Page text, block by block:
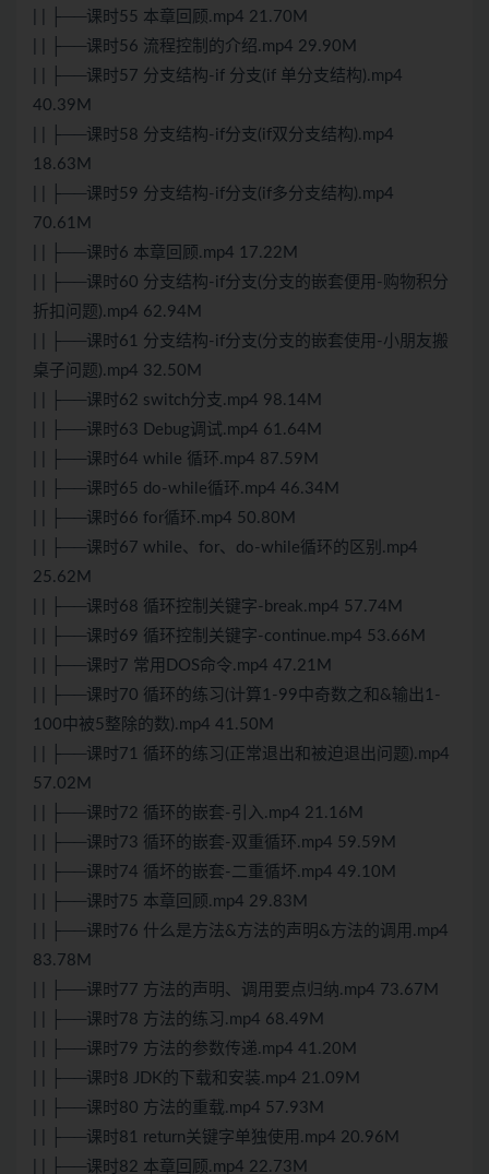
| | ├──课时55 本章回顾.mp4 21.70M
| | ├──课时56 流程控制的介绍.mp4 29.90M
| | ├──课时57 分支结构-if 分支(if 单分支结构).mp4
40.39M
| | ├──课时58 分支结构-if分支(if双分支结构).mp4
18.63M
| | ├──课时59 分支结构-if分支(if多分支结构).mp4
70.61M
| | ├──课时6 本章回顾.mp4 17.22M
| | ├──课时60 分支结构-if分支(分支的嵌套便用-购物积分
折扣问题).mp4 62.94M
| | ├──课时61 分支结构-if分支(分支的嵌套使用-小朋友搬
桌子问题).mp4 32.50M
| | ├──课时62 switch分支.mp4 98.14M
| | ├──课时63 Debug调试.mp4 61.64M
| | ├──课时64 while 循环.mp4 87.59M
| | ├──课时65 do-while循环.mp4 46.34M
| | ├──课时66 for循环.mp4 50.80M
| | ├──课时67 while、for、do-while循环的区别.mp4
25.62M
| | ├──课时68 循环控制关键字-break.mp4 57.74M
| | ├──课时69 循环控制关键字-continue.mp4 53.66M
| | ├──课时7 常用DOS命令.mp4 47.21M
| | ├──课时70 循环的练习(计算1-99中奇数之和&输出1-
100中被5整除的数).mp4 41.50M
| | ├──课时71 循环的练习(正常退出和被迫退出问题).mp4
57.02M
| | ├──课时72 循环的嵌套-引入.mp4 21.16M
| | ├──课时73 循环的嵌套-双重循环.mp4 59.59M
| | ├──课时74 循坏的嵌套-二重循坏.mp4 49.10M
| | ├──课时75 本章回顾.mp4 29.83M
| | ├──课时76 什么是方法&方法的声明&方法的调用.mp4
83.78M
| | ├──课时77 方法的声明、调用要点归纳.mp4 73.67M
| | ├──课时78 方法的练习.mp4 68.49M
| | ├──课时79 方法的参数传递.mp4 41.20M
| | ├──课时8 JDK的下载和安装.mp4 21.09M
| | ├──课时80 方法的重载.mp4 57.93M
| | ├──课时81 return关键字单独使用.mp4 20.96M
| | ├──课时82 本章回顾.mp4 22.73M